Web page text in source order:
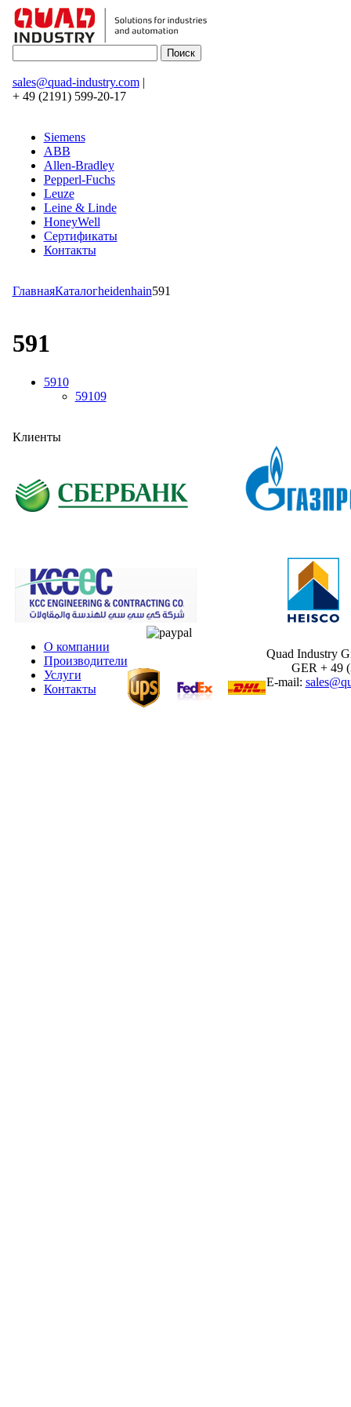
sales@quad-industry.com|
+ 49 (2191) 599-20-17
Siemens
ABB
Allen-Bradley
Pepperl-Fuchs
Leuze
Leine & Linde
HoneyWell
Сертификаты
Контакты
ГлавнаяКаталогheidenhain591
591
5910
59109
Клиенты
О компании
Производители
Услуги
Контакты
Quad Industry
GER + 49
E-mail: